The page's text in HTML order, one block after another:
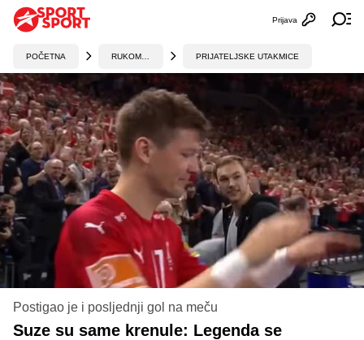
Otvori
Prijava
POČETNA PRIJATELJSKE UTAKMICE
Postigao je i posljednji gol na meču
Suze su same krenule: Legenda se